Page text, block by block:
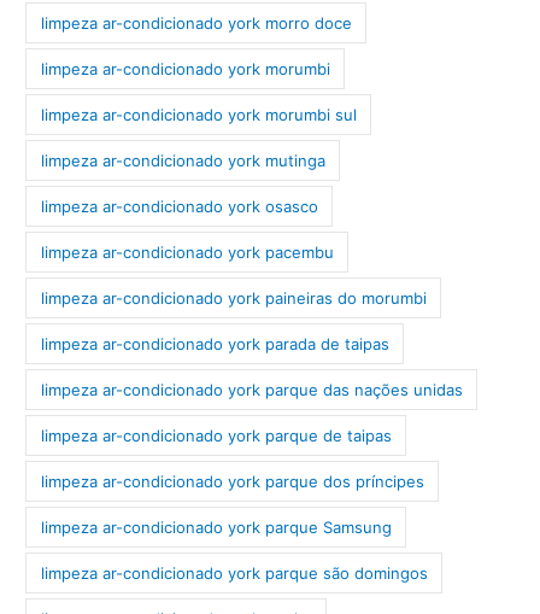
limpeza ar-condicionado york morro doce
limpeza ar-condicionado york morumbi
limpeza ar-condicionado york morumbi sul
limpeza ar-condicionado york mutinga
limpeza ar-condicionado york osasco
limpeza ar-condicionado york pacembu
limpeza ar-condicionado york paineiras do morumbi
limpeza ar-condicionado york parada de taipas
limpeza ar-condicionado york parque das nações unidas
limpeza ar-condicionado york parque de taipas
limpeza ar-condicionado york parque dos príncipes
limpeza ar-condicionado york parque Samsung
limpeza ar-condicionado york parque são domingos